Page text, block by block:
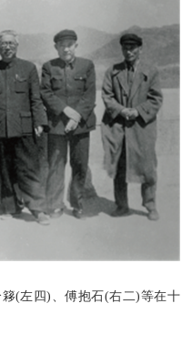
(左四)、傅抱石(右二)等在十